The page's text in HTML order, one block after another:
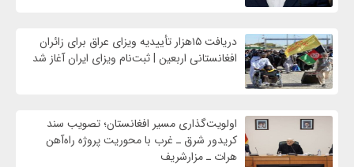
دریافت ۱۵هزار تأییدیه ویزای عراق برای زائران
افغانستانی اربعین | ثبت‌نام ویزای ایران آغاز شد
اولویت‌گذاری مسیر افغانستان؛ تصویب سند
کریدور شرق ـ غرب با محوریت پروژه راه‌آهن
هرات ـ مزارشریف